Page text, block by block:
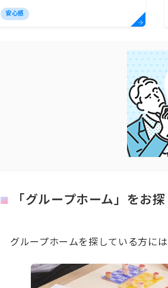
安心感
「グループホーム」をお
グループホームを探している方に